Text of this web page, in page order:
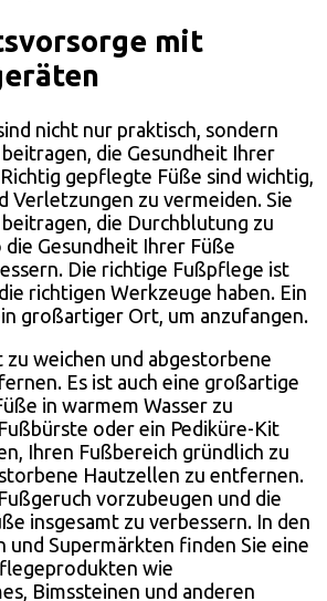
mit
nicht nur praktisch, sondern
die Gesundheit Ihrer
gepflegte Füße sind wichtig,
Verletzungen zu vermeiden. Sie
die Durchblutung zu
Gesundheit Ihrer Füße
Die richtige Fußpflege ist
richtigen Werkzeuge haben. Ein
großartiger Ort, um anzufangen.
zu weichen und abgestorbene
Es ist auch eine großartige
in warmem Wasser zu
oder ein Pediküre-Kit
Ihren Fußbereich gründlich zu
Hautzellen zu entfernen.
vorzubeugen und die
insgesamt zu verbessern. In den
und Supermärkten finden Sie eine
wie
Bimssteinen und anderen